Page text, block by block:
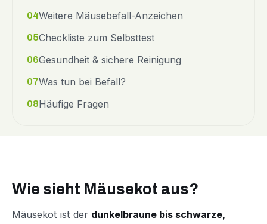
04Weitere Mäusebefall-Anzeichen
05Checkliste zum Selbsttest
06Gesundheit & sichere Reinigung
07Was tun bei Befall?
08Häufige Fragen
Wie sieht Mäusekot aus?
Mäusekot ist der dunkelbraune bis schwarze,